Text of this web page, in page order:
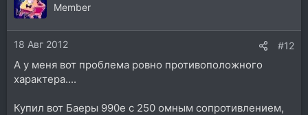
Member
18 Авг 2012 #12
А у меня вот проблема ровно противоположного
характера....
Купил вот Баеры 990е с 250 омным сопротивлением,